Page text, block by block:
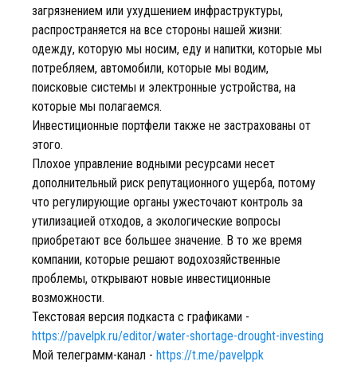
загрязнением или ухудшением инфраструктуры,
распространяется на все стороны нашей жизни:
одежду, которую мы носим, еду и напитки, которые мы
потребляем, автомобили, которые мы водим,
поисковые системы и электронные устройства, на
которые мы полагаемся.
Инвестиционные портфели также не застрахованы от
этого.
Плохое управление водными ресурсами несет
дополнительный риск репутационного ущерба, потому
что регулирующие органы ужесточают контроль за
утилизацией отходов, а экологические вопросы
приобретают все большее значение. В то же время
компании, которые решают водохозяйственные
проблемы, открывают новые инвестиционные
возможности.
Текстовая версия подкаста с графиками -
https://pavelpk.ru/editor/water-shortage-drought-investing
Мой телеграмм-канал - https://t.me/pavelppk